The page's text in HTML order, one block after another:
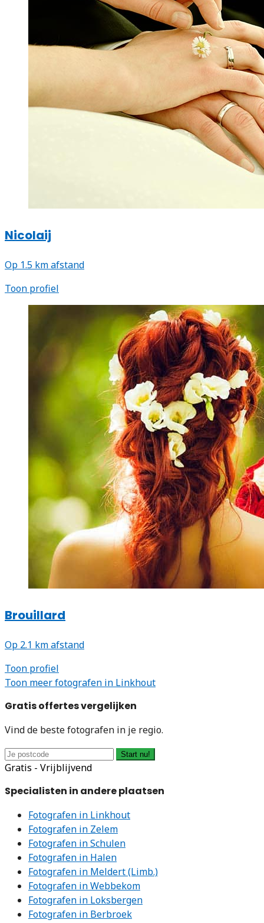
Nicolaij
Op 1.5 km afstand
Toon profiel
Brouillard
Op 2.1 km afstand
Toon profiel
Toon meer fotografen in Linkhout
Gratis offertes vergelijken
Vind de beste fotografen in je regio.
Start nu!
Gratis - Vrijblijvend
Specialisten in andere plaatsen
Fotografen in Linkhout
Fotografen in Zelem
Fotografen in Schulen
Fotografen in Halen
Fotografen in Meldert (Limb.)
Fotografen in Webbekom
Fotografen in Loksbergen
Fotografen in Berbroek